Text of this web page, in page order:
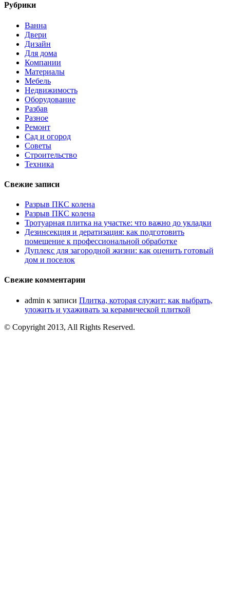
Рубрики
Ванна
Двери
Дизайн
Для дома
Компании
Материалы
Мебель
Недвижимость
Оборудование
Разбав
Разное
Ремонт
Сад и огород
Советы
Строительство
Техника
Свежие записи
Разрыв ПКС колена
Разрыв ПКС колена
Тротуарная плитка на участке: что важно до укладки
Дезинсекция и дератизация: как подготовить
помещение к профессиональной обработке
Дуплекс для загородной жизни: как оценить готовый
дом и поселок
Свежие комментарии
admin к записи Плитка, которая служит: как выбрать,
уложить и ухаживать за керамической плиткой
© Copyright 2013, All Rights Reserved.